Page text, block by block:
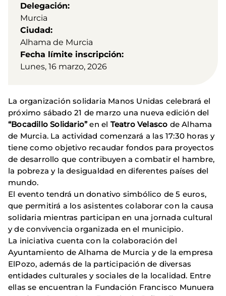
Delegación
Murcia
Ciudad
Alhama de Murcia
Fecha límite inscripción
Lunes, 16 marzo, 2026
La organización solidaria Manos Unidas celebrará el
próximo sábado 21 de marzo una nueva edición del
“Bocadillo Solidario”en el Teatro Velasco de Alhama
de Murcia. La actividad comenzará a las 17:30 horas y
tiene como objetivo recaudar fondos para proyectos
de desarrollo que contribuyen a combatir el hambre,
la pobreza y la desigualdad en diferentes países del
mundo.
El evento tendrá un donativo simbólico de 5 euros,
que permitirá a los asistentes colaborar con la causa
solidaria mientras participan en una jornada cultural
y de convivencia organizada en el municipio.
La iniciativa cuenta con la colaboración del
Ayuntamiento de Alhama de Murcia y de la empresa
ElPozo, además de la participación de diversas
entidades culturales y sociales de la localidad. Entre
ellas se encuentran la Fundación Francisco Munuera